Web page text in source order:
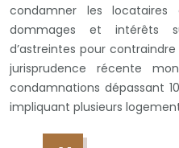
condamner les
dommages et intérêts
d’astreintes pour
jurisprudence récente
condamnations dépassant
impliquant plusieurs